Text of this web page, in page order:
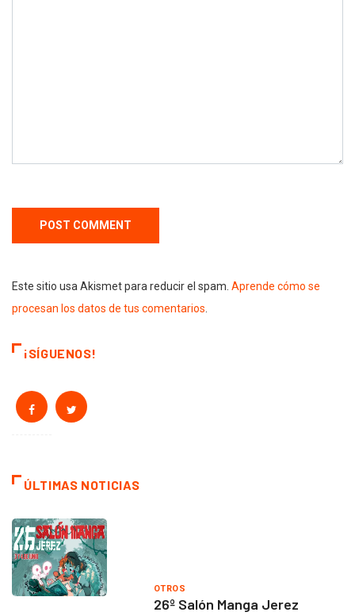
Este sitio usa Akismet para reducir el spam. Aprende cómo se
procesan los datos de tus comentarios
¡SÍGUENOS!
ÚLTIMAS NOTICIAS
OTROS
26º Salón Manga Jerez